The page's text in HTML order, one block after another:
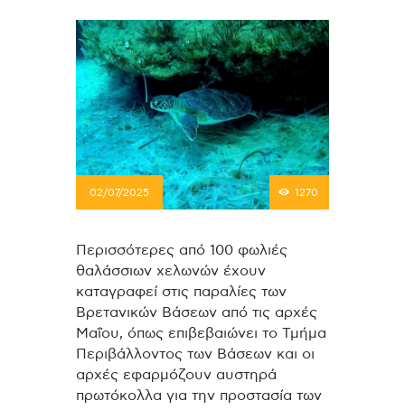
02/07/2025 1270
Περισσότερες από 100 φωλιές
θαλάσσιων χελωνών έχουν
καταγραφεί στις παραλίες των
Βρετανικών Βάσεων από τις αρχές
Μαΐου, όπως επιβεβαιώνει το Τμήμα
Περιβάλλοντος των Βάσεων και οι
αρχές εφαρμόζουν αυστηρά
πρωτόκολλα για την προστασία των